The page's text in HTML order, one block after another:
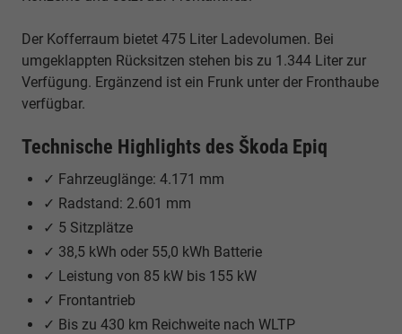
Der Kofferraum bietet 475 Liter Ladevolumen. Bei
umgeklappten Rücksitzen stehen bis zu 1.344 Liter zur
Verfügung. Ergänzend ist ein Frunk unter der Fronthaube
verfügbar.
Technische Highlights des Škoda Epiq
✓ Fahrzeuglänge: 4.171 mm
✓ Radstand: 2.601 mm
✓ 5 Sitzplätze
✓ 38,5 kWh oder 55,0 kWh Batterie
✓ Leistung von 85 kW bis 155 kW
✓ Frontantrieb
✓ Bis zu 430 km Reichweite nach WLTP